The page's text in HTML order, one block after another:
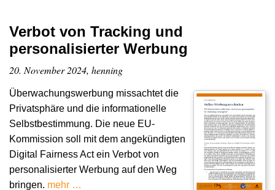
Verbot von Tracking und
personalisierter Werbung
20. November 2024, henning
Überwachungswerbung missachtet die
Privatsphäre und die informationelle
Selbstbestimmung. Die neue EU-
Kommission soll mit dem angekündigten
Digital Fairness Act ein Verbot von
personalisierter Werbung auf den Weg
bringen. mehr …